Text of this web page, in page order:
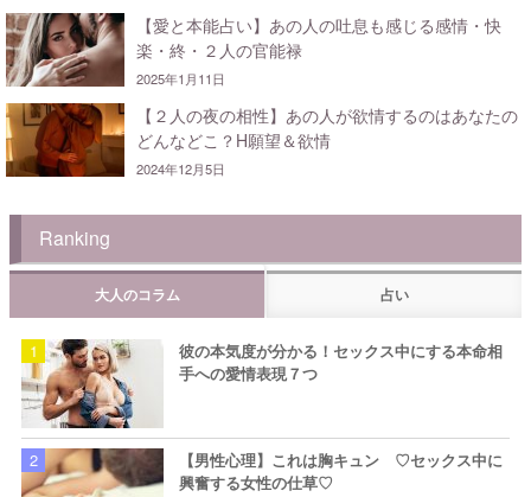
【愛と本能占い】あの人の吐息も感じる感情・快
楽・終・２人の官能禄
2025年1月11日
【２人の夜の相性】あの人が欲情するのはあなたの
どんなどこ？H願望＆欲情
2024年12月5日
Ranking
大人のコラム 占い
彼の本気度が分かる！セックス中にする本命相
手への愛情表現７つ
【男性心理】これは胸キュン ♡セックス中に
興奮する女性の仕草♡